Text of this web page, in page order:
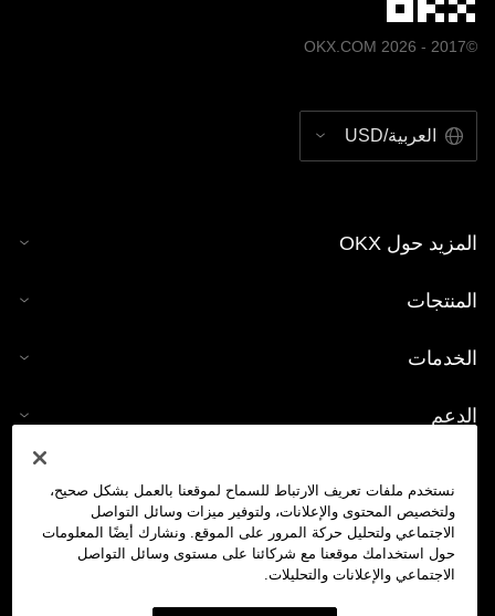
©2017 - 2026 OKX.COM
العربية/USD
المزيد حول OKX
المنتجات
الخدمات
الدعم
حاسبة العملات الرقمية
تداول
نستخدم ملفات تعريف الارتباط للسماح لموقعنا بالعمل بشكل صحيح،
ولتخصيص المحتوى والإعلانات، ولتوفير ميزات وسائل التواصل
الاجتماعي ولتحليل حركة المرور على الموقع. ونشارك أيضًا المعلومات
حول استخدامك موقعنا مع شركائنا على مستوى وسائل التواصل
الاجتماعي والإعلانات والتحليلات.